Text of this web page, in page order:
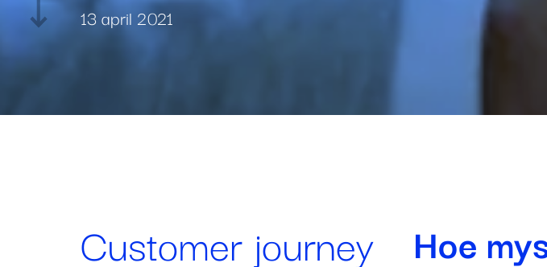
13 april 2021
Customer journey
Hoe
Voor website statistieken: om
Voor marketing doeleinden:
doelgroep bereiken en